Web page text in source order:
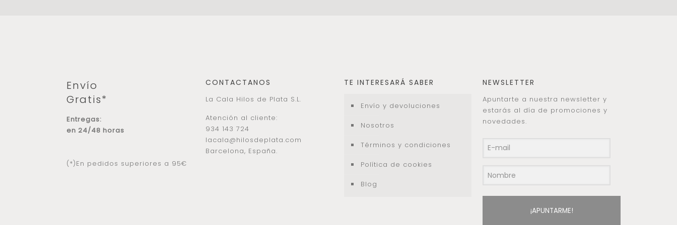
Envío
Gratis*
Entregas:
en 24/48 horas
(*)En pedidos superiores a 95€
CONTACTANOS
La Cala Hilos de Plata S.L.
Atención al cliente:
934 143 724
lacala@hilosdeplata.com
Barcelona, España.
TE INTERESARÁ SABER
Envío y devoluciones
Nosotros
Términos y condiciones
Política de cookies
Blog
NEWSLETTER
Apuntarte a nuestra newsletter y
estarás al día de promociones y
novedades.
¡APUNTARME!